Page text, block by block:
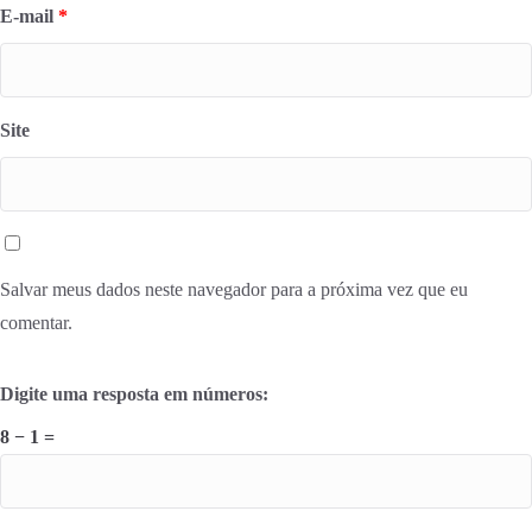
E-mail *
Site
Salvar meus dados neste navegador para a próxima vez que eu
comentar.
Digite uma resposta em números:
8 − 1 =